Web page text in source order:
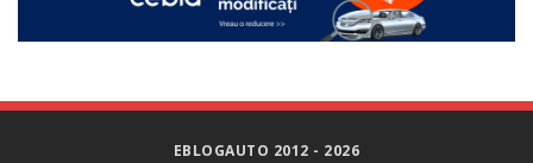
EBLOGAUTO 2012 - 2026